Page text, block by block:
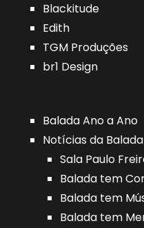
Blackitude
Edith
TGM Produções
br1 Design
Balada Ano a Ano
Notícias da Balada
Sala Paulo
Balada tem
Balada tem
Balada tem